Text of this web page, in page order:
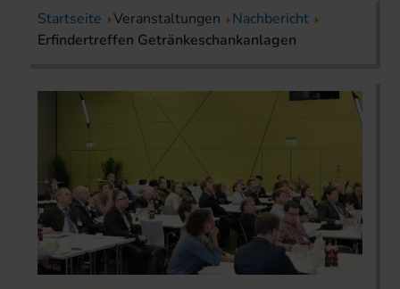
Startseite Veranstaltungen
Nachbericht
Erfindertreffen Getränkeschankanlagen